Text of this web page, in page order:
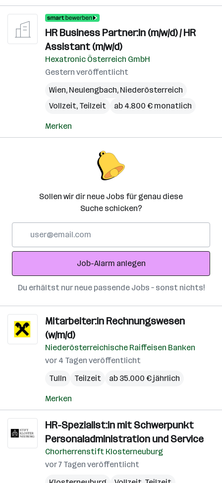
HR Business Partner:in (m/w/d) / HR
Assistant (m/w/d)
Hexatronic Österreich GmbH
Gestern veröffentlicht
Wien, Neulengbach, Niederösterreich
Vollzeit, Teilzeit
ab 4.800 € monatlich
Merken
Sollen wir dir neue Jobs für genau diese
Suche schicken?
Adresse
Job-Alarm anlegen
Du erhältst nur neue passende Jobs – sonst nichts!
Mitarbeiter:in Rechnungswesen
(w/m/d)
Niederösterreichische Raiffeisen Banken
vor 4 Tagen veröffentlicht
Tulln
Teilzeit ab 35.000 € jährlich
Merken
HR-Spezialist:in mit Schwerpunkt
Personaladministration und Service
Chorherrenstift Klosterneuburg
vor 7 Tagen veröffentlicht